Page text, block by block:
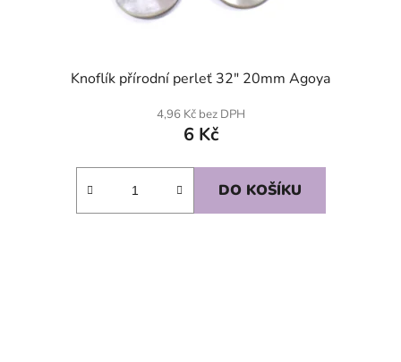
Knoflík přírodní perleť 32" 20mm Agoya
4,96 Kč bez DPH
6 Kč
DO KOŠÍKU